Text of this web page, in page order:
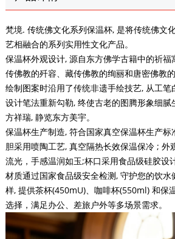
梵境. 传统佛文化系列保温杯, 是将传统佛文
艺相融合的系列实用性文化产品。
保温杯外观设计, 源自东方佛学古籍中的祈福
传佛教的歼容、藏传佛教的绚丽和唐密佛教的
绘制图案时沿用了传统非遗手绘技艺, 从工
设计笔法重新勾勒, 终使古老的图腾形象细
方祥瑞, 静览东方美宇。
保温杯生产制造, 符合国家真空保温杯生产
胆采用喷陶工艺, 真空隔热长效保温保冷 ; 外
流光，手感温润如玉;杯口采用食品级硅胶设
材质通过国家食品级安全检测, 守护您的饮
样, 提供茶杯(450mU)、咖啡杯(550ml) 和保
选择，满足办公、差旅户外等多场景需求。